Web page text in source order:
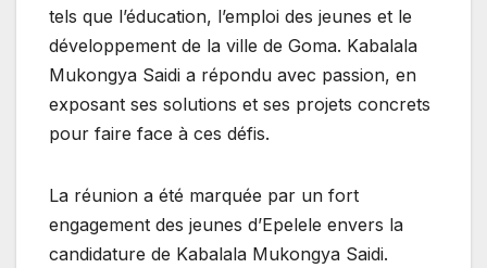
tels que l’éducation, l’emploi des jeunes et le
développement de la ville de Goma. Kabalala
Mukongya Saidi a répondu avec passion, en
exposant ses solutions et ses projets concrets
pour faire face à ces défis.
La réunion a été marquée par un fort
engagement des jeunes d’Epelele envers la
candidature de Kabalala Mukongya Saidi.